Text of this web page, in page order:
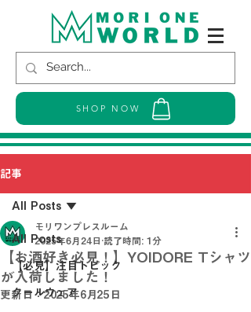
SHOP NOW
記事
All Posts
【必見】注目トピック
クールウェア
All Posts
【お酒好き必見！】YOIDORE Tシャツ
が入荷しました！
モリワンプレスルーム
2025年6月24日 読了時間: 1分
更新日：2025年6月25日